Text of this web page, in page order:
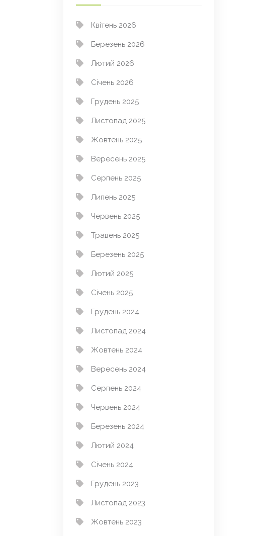
Квітень 2026
Березень 2026
Лютий 2026
Січень 2026
Грудень 2025
Листопад 2025
Жовтень 2025
Вересень 2025
Серпень 2025
Липень 2025
Червень 2025
Травень 2025
Березень 2025
Лютий 2025
Січень 2025
Грудень 2024
Листопад 2024
Жовтень 2024
Вересень 2024
Серпень 2024
Червень 2024
Березень 2024
Лютий 2024
Січень 2024
Грудень 2023
Листопад 2023
Жовтень 2023